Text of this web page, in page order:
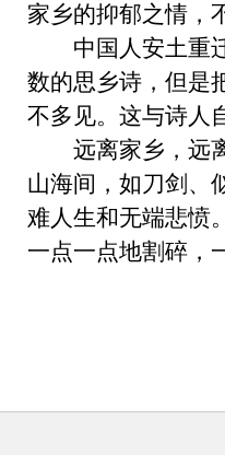
家乡的抑郁之情，
中国人安土重迁
数的思乡诗，但是
不多见。这与诗人
远离家乡，远离
山海间，如刀剑、
难人生和无端悲愤
一点一点地割碎，